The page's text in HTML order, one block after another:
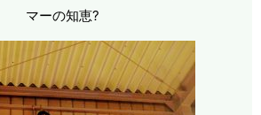
マーの知恵?